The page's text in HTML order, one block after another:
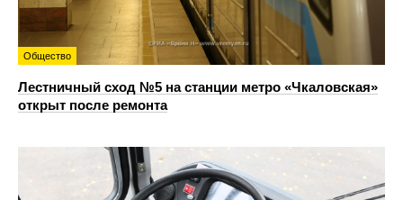
Общество
Лестничный сход №5 на станции метро «Чкаловская»
открыт после ремонта